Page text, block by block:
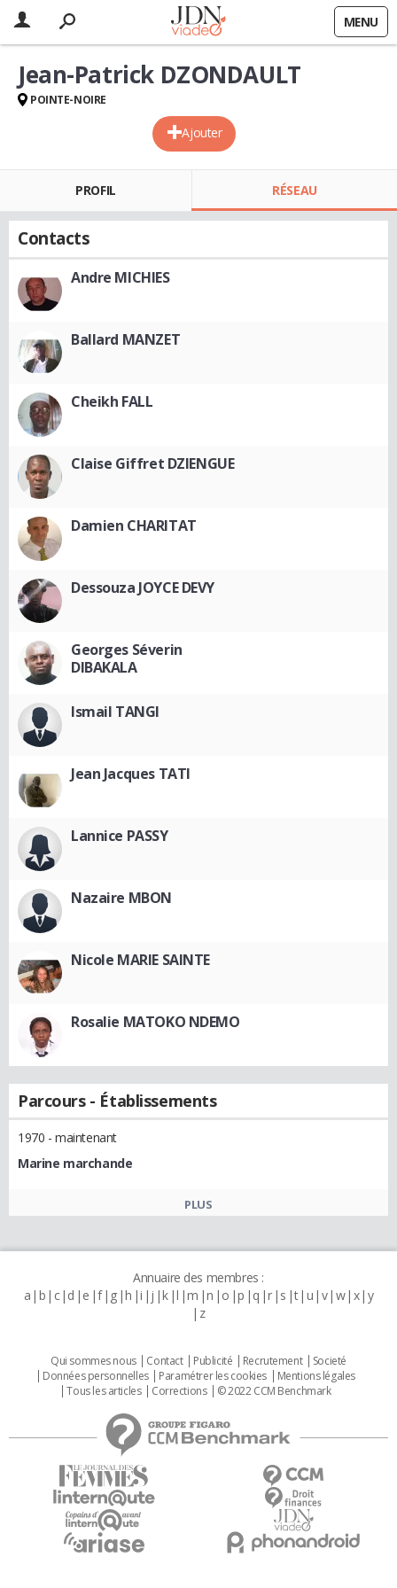
MENU
Ajouter
Jean-Patrick DZONDAULT
POINTE-NOIRE
PROFIL RÉSEAU
Contacts
Andre MICHIES
Ballard MANZET
Cheikh FALL
Claise Giffret DZIENGUE
Damien CHARITAT
Dessouza JOYCE DEVY
Georges Séverin
DIBAKALA
Ismail TANGI
Jean Jacques TATI
Lannice PASSY
Nazaire MBON
Nicole MARIE SAINTE
Rosalie MATOKO NDEMO
Parcours - Établissements
1970 - maintenant
Marine marchande
PLUS
Annuaire des membres :
a b c d e f g h i j k l m n o p q r s t u v w x y
z
Qui sommes nous Contact Publicité Recrutement
Societé
Données personnelles
Paramétrer les cookies
Mentions légales
Tous les articles
Corrections © 2022 CCM Benchmark